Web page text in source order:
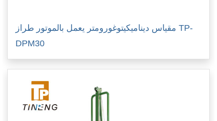
مقياس ديناميكيتوغورومتر يعمل بالموتور طراز TP-
DPM30